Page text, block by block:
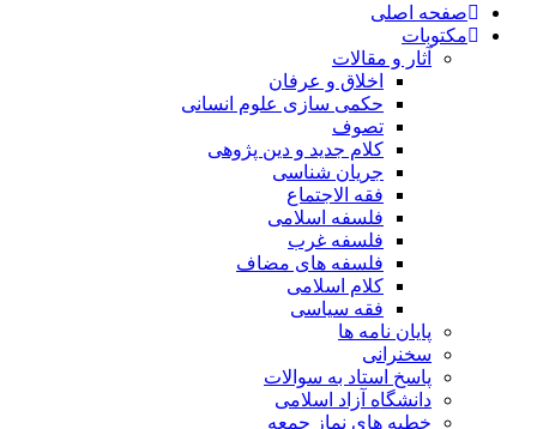
صفحه اصلی
مکتوبات
آثار و مقالات
اخلاق و عرفان
حکمی سازی علوم انسانی
تصوف
کلام جدید و دین پژوهی
جریان شناسی
فقه الاجتماع
فلسفه اسلامی
فلسفه غرب
فلسفه های مضاف
کلام اسلامی
فقه سیاسی
پایان نامه ها
سخنرانی
پاسخ استاد به سوالات
دانشگاه آزاد اسلامی
خطبه های نماز جمعه